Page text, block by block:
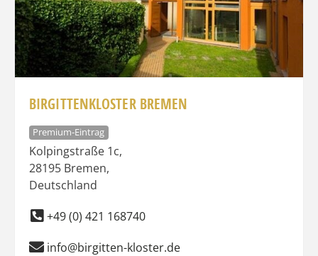
BIRGITTENKLOSTER BREMEN
Premium-Eintrag
Kolpingstraße 1c,
28195 Bremen,
Deutschland
+49 (0) 421 168740
info@birgitten-kloster.de